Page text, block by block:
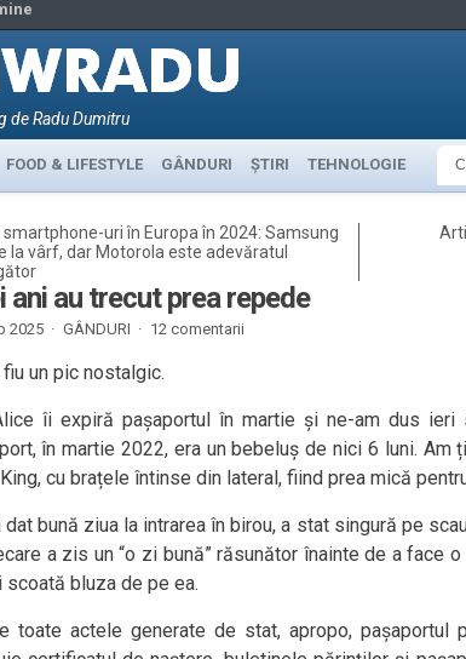
de Radu Dumitru
FOOD & LIFESTYLE GÂNDURI ȘTIRI TEHNOLOGIE
smartphone-uri în Europa în 2024: Samsung
la vârf, dar Motorola este adevăratul
ani au trecut prea repede
2025 · GÂNDURI · 12 comentarii
un pic nostalgic.
îi expiră pașaportul în martie și ne-am dus ieri
în martie 2022, era un bebeluș de nici 6 luni. Am
cu brațele întinse din lateral, fiind prea mică
dat bună ziua la intrarea în birou, a stat singură pe
a zis un “o zi bună” răsunător înainte de a face
scoată bluza de pe ea.
toate actele generate de stat, apropo, pașaportul